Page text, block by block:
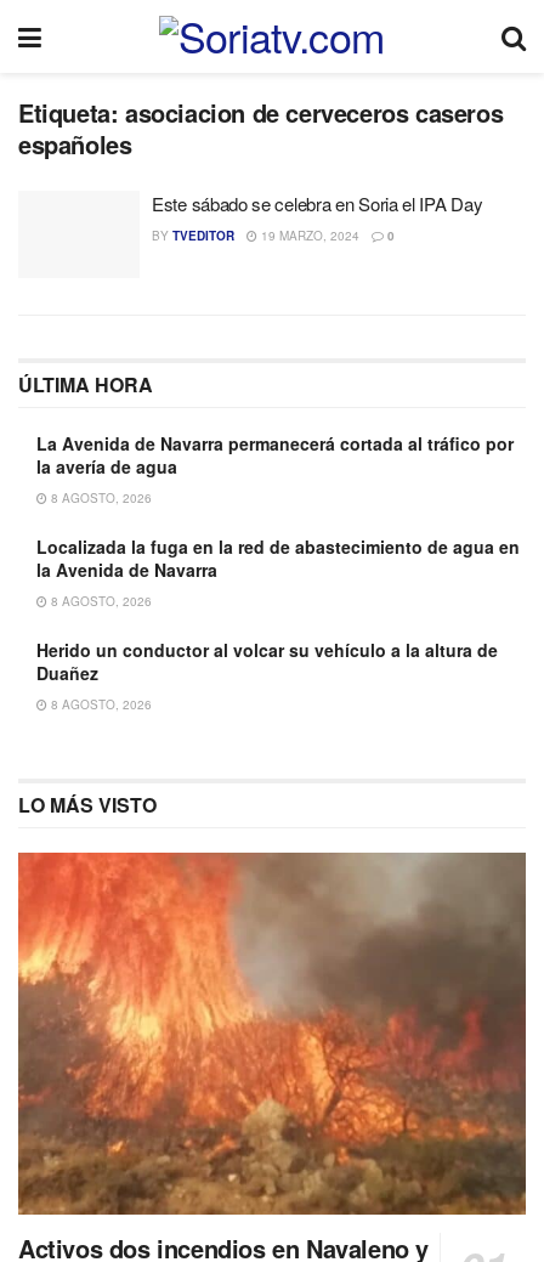
Etiqueta: asociacion de cerveceros caseros
españoles
Este sábado se celebra en Soria el IPA Day
BY TVEDITOR 19 MARZO, 2024 0
ÚLTIMA HORA
La Avenida de Navarra permanecerá cortada al tráfico por
la avería de agua
8 AGOSTO, 2026
Localizada la fuga en la red de abastecimiento de agua en
la Avenida de Navarra
8 AGOSTO, 2026
Herido un conductor al volcar su vehículo a la altura de
Duañez
8 AGOSTO, 2026
LO MÁS VISTO
Activos dos incendios en Navaleno y